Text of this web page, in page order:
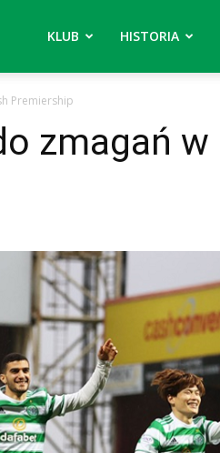
KLUB HISTORIA
Premiership
zmagań w